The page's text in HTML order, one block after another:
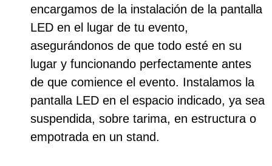
encargamos de la instalación de la pantalla
LED en el lugar de tu evento,
asegurándonos de que todo esté en su
lugar y funcionando perfectamente antes
de que comience el evento. Instalamos la
pantalla LED en el espacio indicado, ya sea
suspendida, sobre tarima, en estructura o
empotrada en un stand.